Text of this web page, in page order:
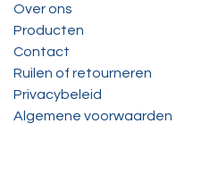
Over ons
Producten
Contact
Ruilen of retourneren
Privacybeleid
Algemene voorwaarden